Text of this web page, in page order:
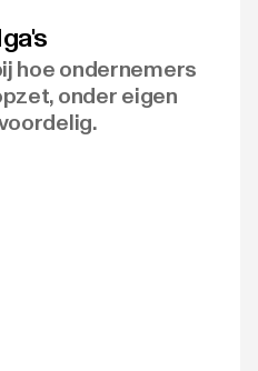
hoe ondernemers
onder eigen